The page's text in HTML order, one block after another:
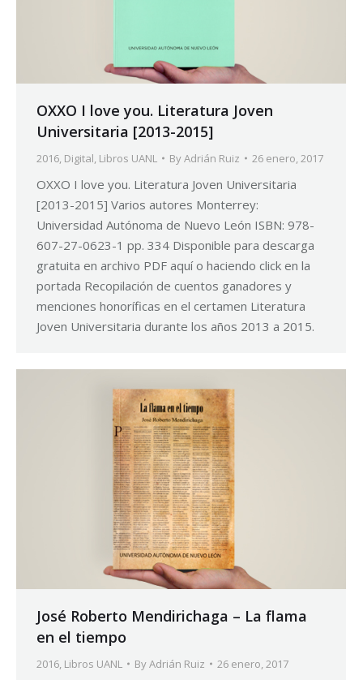
OXXO I love you. Literatura Joven
Universitaria [2013-2015]
2016, Digital, Libros UANL ByAdrián Ruiz 26 enero, 2017
OXXO I love you. Literatura Joven Universitaria
[2013-2015] Varios autores Monterrey:
Universidad Autónoma de Nuevo León ISBN: 978-
607-27-0623-1 pp. 334 Disponible para descarga
gratuita en archivo PDF aquí o haciendo click en la
portada Recopilación de cuentos ganadores y
menciones honoríficas en el certamen Literatura
Joven Universitaria durante los años 2013 a 2015.
José Roberto Mendirichaga – La flama
en el tiempo
2016, Libros UANL ByAdrián Ruiz 26 enero, 2017